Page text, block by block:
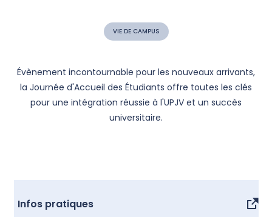
VIE DE CAMPUS
Évènement incontournable pour les nouveaux arrivants,
la Journée d'Accueil des Étudiants offre toutes les clés
pour une intégration réussie à l'UPJV et un succès
universitaire.
Infos pratiques